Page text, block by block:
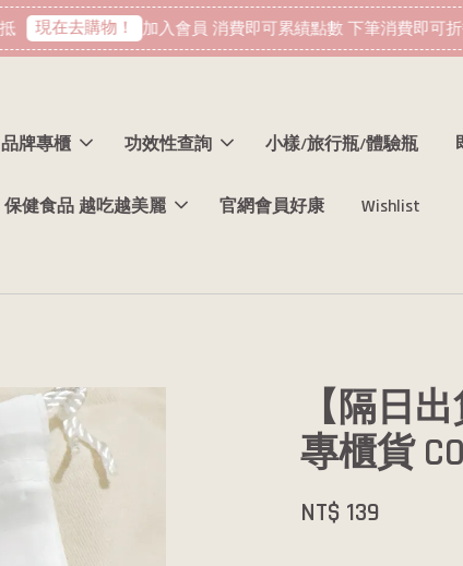
現在去購物！ 加入會員 消費即可累績點數 下筆消費即可折抵
品牌專櫃 功效性查詢 小樣/旅行瓶/體驗瓶
保健食品 越吃越美麗 官網會員好康 Wishlist
【隔日
專櫃貨
NT$ 139